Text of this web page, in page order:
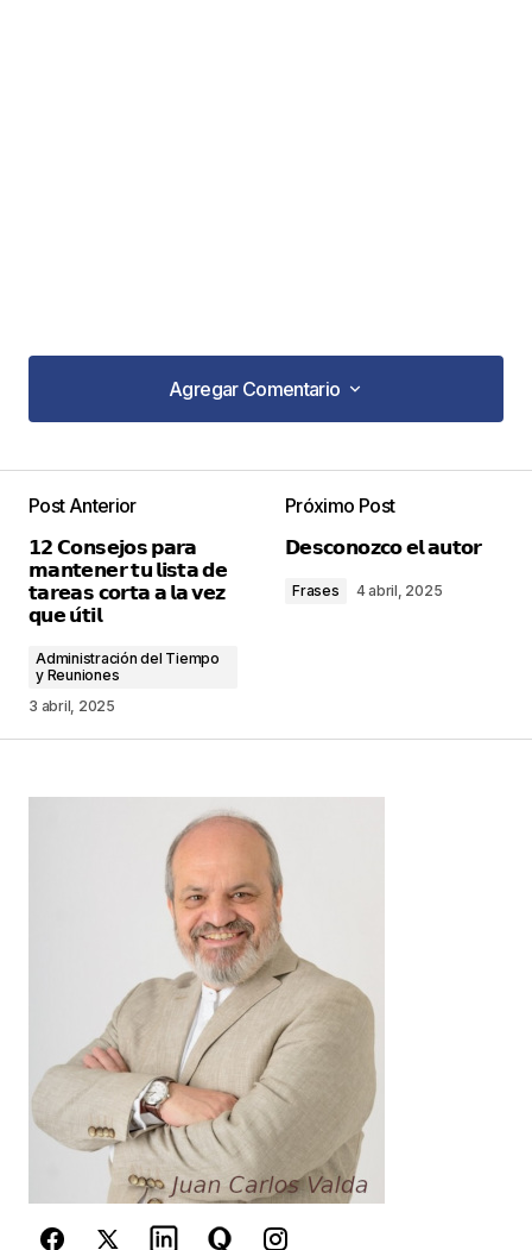
Agregar Comentario
Agregar Comentario
publicada. Los campos obligatorios están
marcados con*
*
Guarda mi nombre, correo electrónico y web en
este navegador para la próxima vez que
Este sitio esta protegido por
reCAPTCHA y la
Política de
privacidady losTérminos del servicio
de Googlese aplican.
Enviar Comentario
Post Anterior
𝟭𝟮 𝗖𝗼𝗻𝘀𝗲𝗷𝗼𝘀 𝗽𝗮𝗿𝗮
𝗺𝗮𝗻𝘁𝗲𝗻𝗲𝗿 𝘁𝘂 𝗹𝗶𝘀𝘁𝗮 𝗱𝗲
𝘁𝗮𝗿𝗲𝗮𝘀 𝗰𝗼𝗿𝘁𝗮 𝗮 𝗹𝗮 𝘃𝗲𝘇
𝗾𝘂𝗲 𝘂́𝘁𝗶𝗹
Administración del Tiempo
y Reuniones
3 abril, 2025
Próximo Post
𝗗𝗲𝘀𝗰𝗼𝗻𝗼𝘇𝗰𝗼 𝗲𝗹 𝗮𝘂𝘁𝗼𝗿
Frases 4 abril, 2025